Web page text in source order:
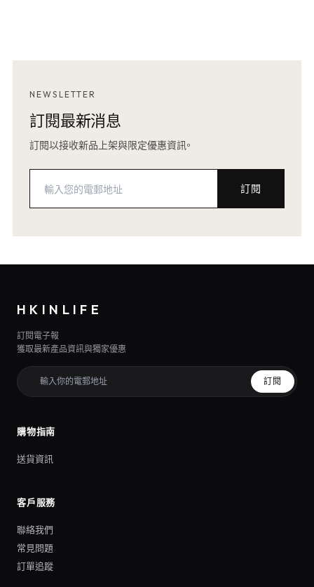
NEWSLETTER
訂閱最新消息
訂閱以接收新品上架與限定優惠資訊。
訂閱
HKINLIFE
訂閱電子報
獲取最新產品資訊與獨家優惠
訂閱
購物指南
送貨資訊
客戶服務
聯絡我們
常見問題
訂單追蹤